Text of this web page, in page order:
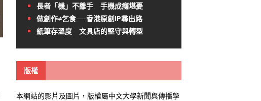
長者「機」不離手 手機成癮堪憂
做創作≠乞食──香港原創IP尋出路
紙筆存溫度 文具店的堅守與轉型
版權
本網站的影片及圖片，版權屬中文大學新聞與傳播學